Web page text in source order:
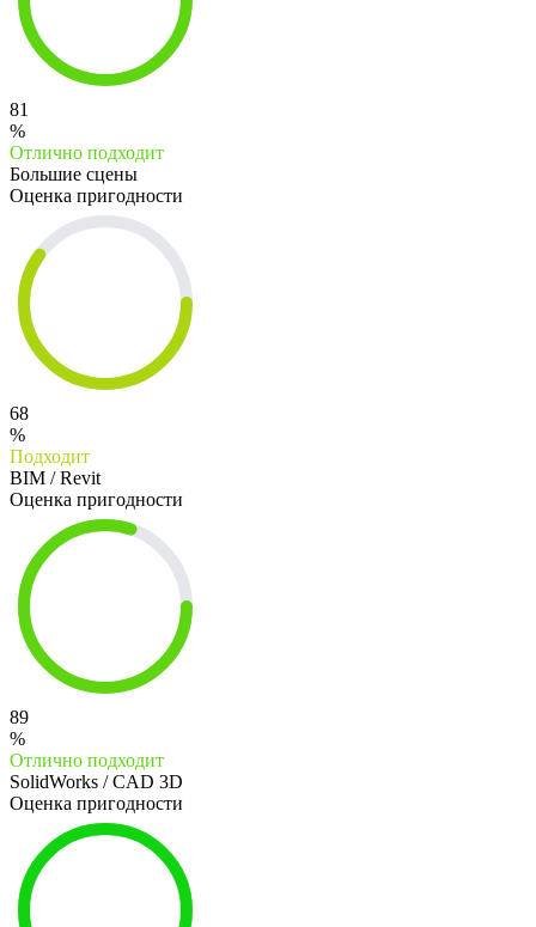
81
%
Отлично подходит
Большие сцены
Оценка пригодности
68
%
Подходит
BIM / Revit
Оценка пригодности
89
%
Отлично подходит
SolidWorks / CAD 3D
Оценка пригодности